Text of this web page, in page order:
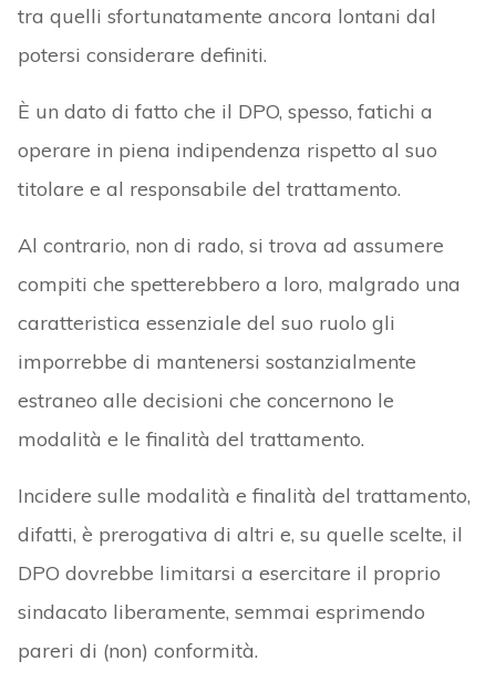
tra quelli sfortunatamente ancora lontani dal
potersi considerare definiti.
È un dato di fatto che il DPO, spesso, fatichi a
operare in piena indipendenza rispetto al suo
titolare e al responsabile del trattamento.
Al contrario, non di rado, si trova ad assumere
compiti che spetterebbero a loro, malgrado una
caratteristica essenziale del suo ruolo gli
imporrebbe di mantenersi sostanzialmente
estraneo alle decisioni che concernono le
modalità e le finalità del trattamento.
Incidere sulle modalità e finalità del trattamento,
difatti, è prerogativa di altri e, su quelle scelte, il
DPO dovrebbe limitarsi a esercitare il proprio
sindacato liberamente, semmai esprimendo
pareri di (non) conformità.